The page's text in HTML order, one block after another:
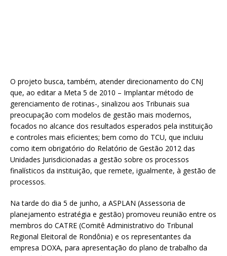
O projeto busca, também, atender direcionamento do CNJ
que, ao editar a Meta 5 de 2010 – Implantar método de
gerenciamento de rotinas-, sinalizou aos Tribunais sua
preocupação com modelos de gestão mais modernos,
focados no alcance dos resultados esperados pela instituição
e controles mais eficientes; bem como do TCU, que incluiu
como item obrigatório do Relatório de Gestão 2012 das
Unidades Jurisdicionadas a gestão sobre os processos
finalísticos da instituição, que remete, igualmente, à gestão de
processos.
Na tarde do dia 5 de junho, a ASPLAN (Assessoria de
planejamento estratégia e gestão) promoveu reunião entre os
membros do CATRE (Comitê Administrativo do Tribunal
Regional Eleitoral de Rondônia) e os representantes da
empresa DOXA, para apresentação do plano de trabalho da